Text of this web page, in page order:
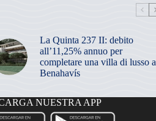
La Quinta 237 II: debito
all’11,25% annuo per
completare una villa di lusso a
Benahavís
NUESTRA APP